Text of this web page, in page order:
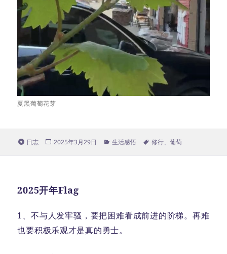
夏黑葡萄花芽
格
日志
发
2025年3月29日
分
生活感悟
标
修行、葡萄
2025开年Flag
1、不与人发牢骚，要把困难看成前进的阶梯。再难
也要积极乐观才是真的勇士。